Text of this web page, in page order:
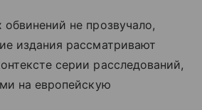
не прозвучало,
издания рассматривают
серии расследований,
на европейскую